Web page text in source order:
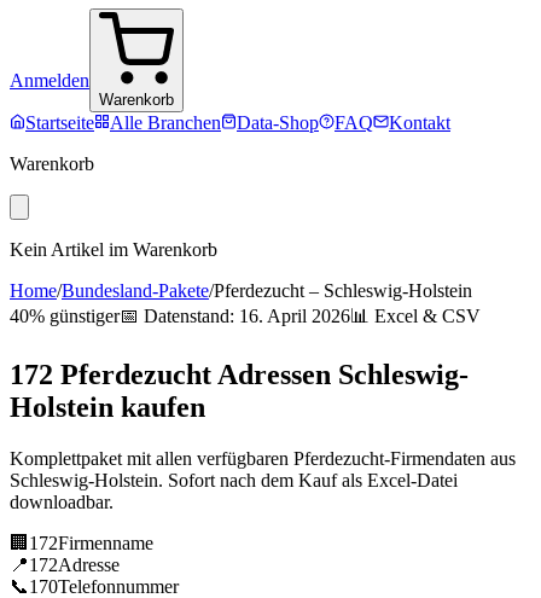
Anmelden
Warenkorb
Startseite Alle Branchen Data-Shop FAQ
Kontakt
Warenkorb
Kein Artikel im Warenkorb
Home/Bundesland-Pakete/Pferdezucht – Schleswig-Holstein
40% günstiger📅 Datenstand: 16. April 2026📊 Excel & CSV
172 Pferdezucht Adressen Schleswig-
Holstein kaufen
Komplettpaket mit allen verfügbaren Pferdezucht-Firmendaten aus
Schleswig-Holstein. Sofort nach dem Kauf als Excel-Datei
downloadbar.
🏢 172Firmenname
📍172Adresse
📞170Telefonnummer